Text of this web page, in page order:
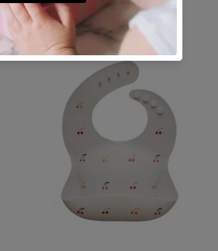
€ 15,95
Voor 15.00 besteld, morgen in huis